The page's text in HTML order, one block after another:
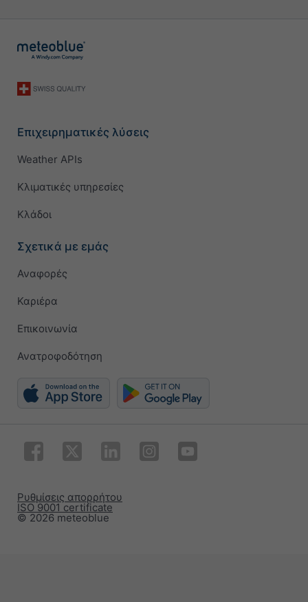
Επιχειρηματικές λύσεις
Weather APIs
Κλιματικές υπηρεσίες
Κλάδοι
Σχετικά με εμάς
Αναφορές
Καριέρα
Επικοινωνία
Ανατροφοδότηση
© 2026 meteoblue
ISO 9001 certificate
Ρυθμίσεις απορρήτου